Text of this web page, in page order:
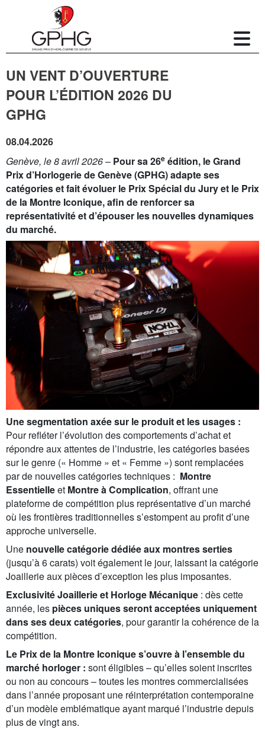
UN VENT D’OUVERTURE
POUR L’ÉDITION 2026 DU
GPHG
08.04.2026
Genève, le 8 avril 2026– Pour sa 26e édition, le Grand
Prix d’Horlogerie de Genève (GPHG) adapte ses
catégories et fait évoluer le Prix Spécial du Jury et le Prix
de la Montre Iconique, afin de renforcer sa
représentativité et d’épouser les nouvelles dynamiques
du marché.
Une segmentation axée sur le produit et les usages :
Pour refléter l’évolution des comportements d’achat et
répondre aux attentes de l’industrie, les catégories basées
sur le genre (« Homme » et « Femme ») sont remplacées
par de nouvelles catégories techniques : Montre
Essentielleet Montre à Complication, offrant une
plateforme de compétition plus représentative d’un marché
où les frontières traditionnelles s’estompent au profit d’une
approche universelle.
Une nouvelle catégorie dédiée aux montres serties
(jusqu’à 6 carats) voit également le jour, laissant la catégorie
Joaillerie aux pièces d’exception les plus imposantes.
Exclusivité Joaillerie et Horloge Mécanique : dès cette
année, les pièces uniques seront acceptées uniquement
dans ses deux catégories, pour garantir la cohérence de la
compétition.
Le Prix de la Montre Iconique s’ouvre à l’ensemble du
marché horloger : sont éligibles – qu’elles soient inscrites
ou non au concours – toutes les montres commercialisées
dans l’année proposant une réinterprétation contemporaine
d’un modèle emblématique ayant marqué l’industrie depuis
plus de vingt ans.